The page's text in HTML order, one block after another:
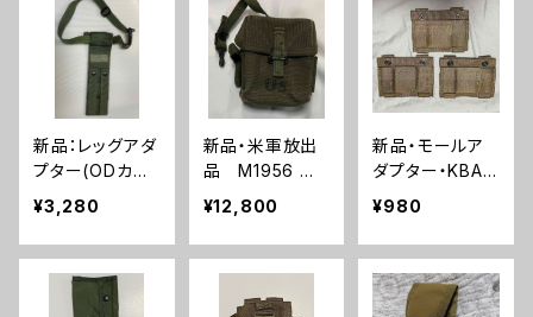
新品：レッグアダ
プター(ODカラ
ー)(A0221)
¥3,280
新品・米軍放出
品 M1956 ユ
ニバーサル ア
ムニッションポー
チ 20連マガジ
ン用(A0194)
¥12,800
新品・モールア
ダプター・KBAR
ナイフ モール
個セット(A015
2)
¥980